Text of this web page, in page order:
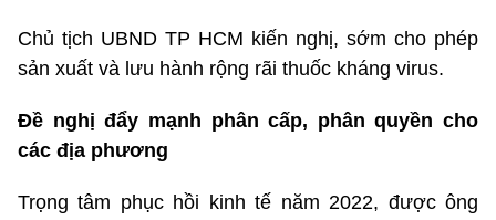
Chủ tịch UBND TP HCM kiến nghị, sớm cho phép
sản xuất và lưu hành rộng rãi thuốc kháng virus.
Đề nghị đẩy mạnh phân cấp, phân quyền cho
các địa phương
Trọng tâm phục hồi kinh tế năm 2022, được ông